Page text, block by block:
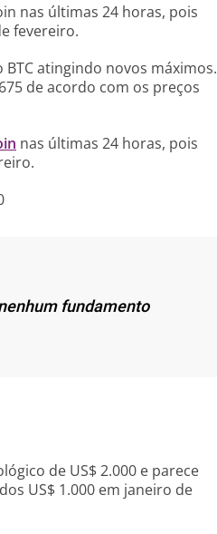
nas últimas 24 horas, pois
fevereiro.
atingindo novos máximos.
de acordo com os preços
nas últimas 24 horas, pois
fundamento
de US$ 2.000 e parece
US$ 1.000 em janeiro de